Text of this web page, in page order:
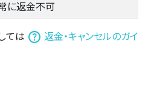
に返金不可
ては
返金・キャンセルのガイ